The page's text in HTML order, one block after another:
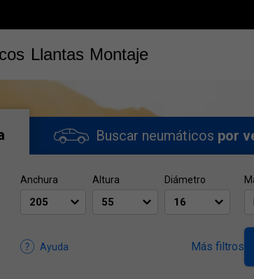
Llantas Montaje
Buscar neumáticos por
Anchura Altura Diámetro
Ayuda Más filtros